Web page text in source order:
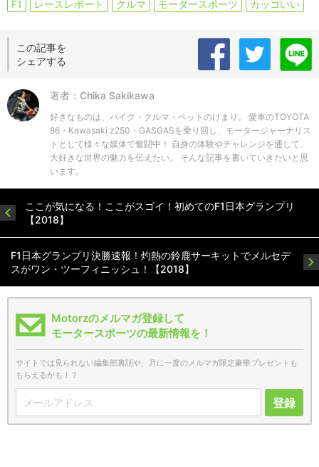
F1 レースレポート クルマ モータースポーツ カッコいい
この記事を
シェアする
著者：Chika Sakikawa
好きなものは、バイク・クルマ・ペットのけまり。 愛車のTOYOTA
86・Kawasaki z250・GASGASを乗り回し、モータージャーナリス
トとして様々な媒体で奮闘中！ 自身の体験やチャレンジを通して、
大好きな世界の魅力を伝えたい。 そんな記事を書いていきたいと思
います。
ここが気になる！ここがスゴイ！初めてのF1日本グランプリ
【2018】
F1日本グランプリ決勝速報！灼熱の鈴鹿サーキットでメルセデ
スがワン・ツーフィニッシュ！【2018】
Motorzのメルマガ登録して
モータースポーツの最新情報を！
サイトでは見られない編集部裏話や、月に一度のメルマガ限定豪華プレゼントも
もらえるかも！？
登録